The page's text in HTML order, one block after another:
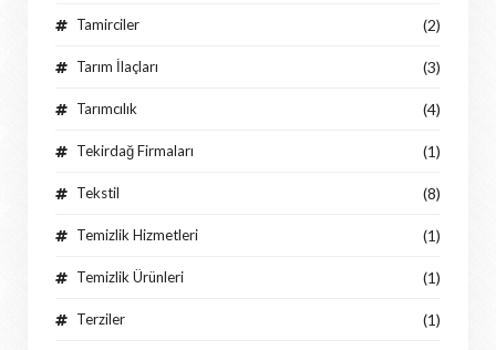
Tamirciler (2)
Tarım İlaçları (3)
Tarımcılık (4)
Tekirdağ Firmaları (1)
Tekstil (8)
Temizlik Hizmetleri (1)
Temizlik Ürünleri (1)
Terziler (1)